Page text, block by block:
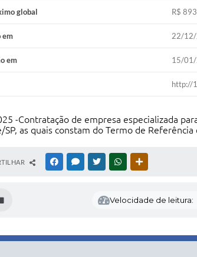
global R$
em 22/12/
em 15/01/
http://
-Contratação de empresa especializada
SP, as quais constam do Termo de
FACEBOOKMESSENGER
TWITTERWHATSAPP
Velocidade de leitura: